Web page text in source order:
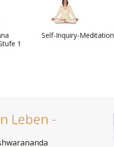
1
Self-Inquiry-Meditation
Leben -